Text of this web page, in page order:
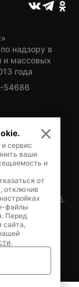
надзору в
и массовых
года
54686
Ямало-
д.1, каб.
сервис
ваши
и
от
отключив
файлы
Перед
сайта,
.